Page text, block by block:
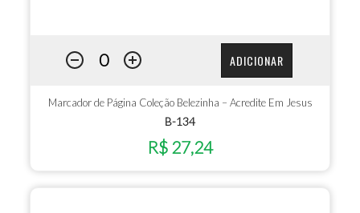
ADICIONAR
Marcador de Página Coleção Belezinha – Acredite Em Jesus
B-134
R$ 27,24